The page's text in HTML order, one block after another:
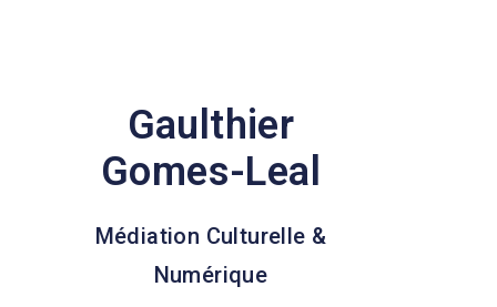
Gaulthier
Gomes-Leal
Médiation Culturelle &
Numérique